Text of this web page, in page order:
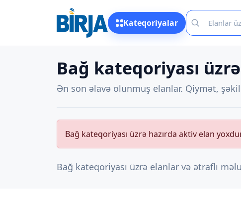
Kateqoriyalar
Bağ kateqoriyası
Ən son əlavə olunmuş elanlar. Qiymət,
Bağ kateqoriyası üzrə hazırda aktiv elan
Bağ kateqoriyası üzrə elanlar və ətraflı